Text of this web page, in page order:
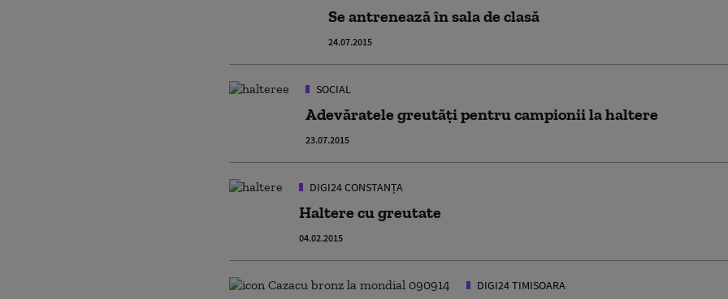
Se antrenează în sala de clasă
24.07.2015
SOCIAL
Adevăratele greutăți pentru campionii la haltere
23.07.2015
DIGI24 CONSTANȚA
Haltere cu greutate
04.02.2015
DIGI24 TIMISOARA